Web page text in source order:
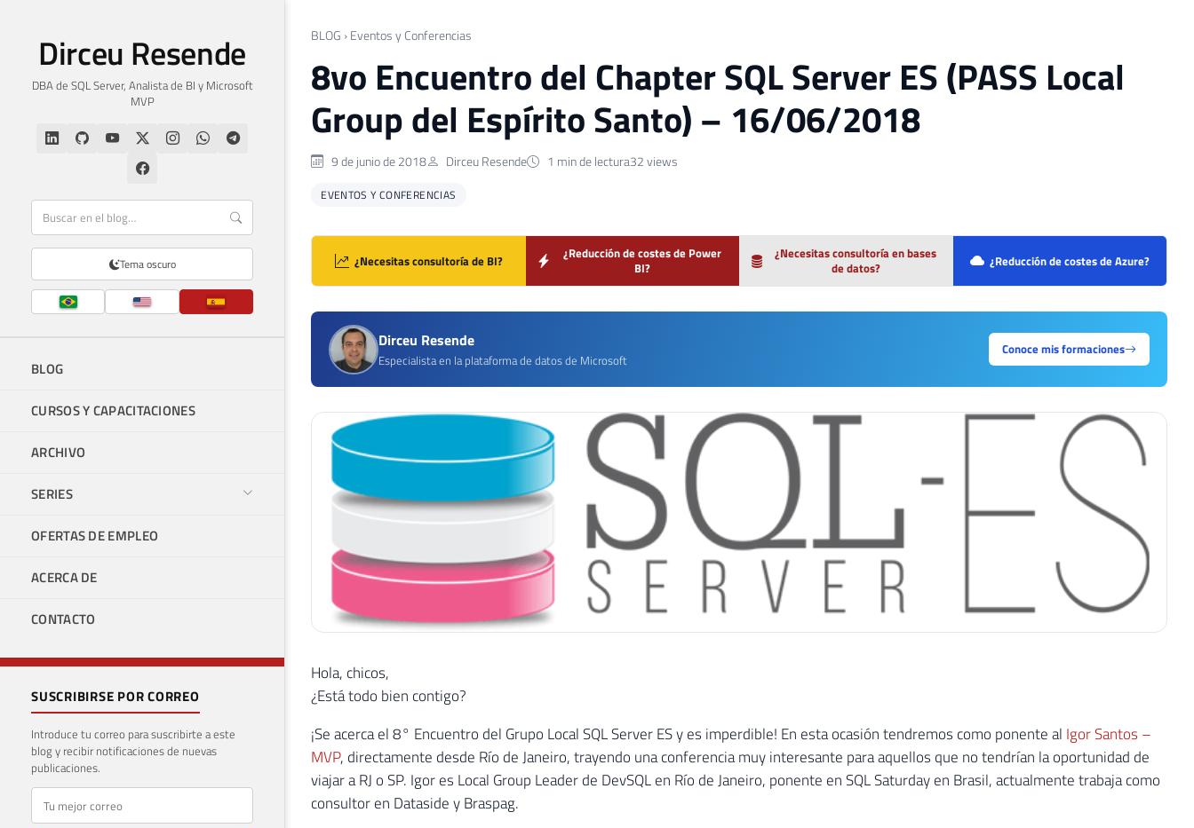
Dirceu Resende
DBA de SQL Server, Analista de BI y Microsoft
MVP
Tema oscuro
BLOG
CURSOS Y CAPACITACIONES
ARCHIVO
SERIES
OFERTAS DE EMPLEO
ACERCA DE
CONTACTO
SUSCRIBIRSE POR CORREO
Introduce tu correo para suscribirte a este
blog y recibir notificaciones de nuevas
publicaciones.
E-mail
BLOG › Eventos y Conferencias
8vo Encuentro del Chapter SQL Server ES (PASS Local
Group del Espírito Santo) – 16/06/2018
9 de junio de 2018 Dirceu Resende 1 min de lectura32 views
EVENTOS Y CONFERENCIAS
¿Necesitas consultoría de BI?
¿Reducción de costes de Power
BI?
¿Necesitas consultoría en bases
de datos?
¿Reducción de costes de Azure?
Dirceu Resende
Especialista en la plataforma de datos de Microsoft
Conoce mis formaciones
Hola, chicos,
¿Está todo bien contigo?
¡Se acerca el 8° Encuentro del Grupo Local SQL Server ES y es imperdible! En esta ocasión tendremos como ponente al Igor Santos –
MVP, directamente desde Río de Janeiro, trayendo una conferencia muy interesante para aquellos que no tendrían la oportunidad de
viajar a RJ o SP. Igor es Local Group Leader de DevSQL en Río de Janeiro, ponente en SQL Saturday en Brasil, actualmente trabaja como
consultor en Dataside y Braspag.